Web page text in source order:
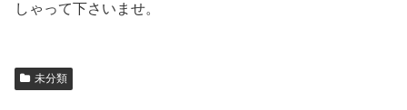
しゃって下さいませ。
未分類